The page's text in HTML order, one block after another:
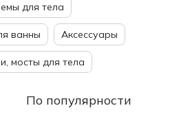
для тела
ванны Аксессуары
мосты для тела
По популярности